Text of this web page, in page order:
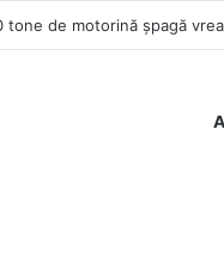
Portofelul